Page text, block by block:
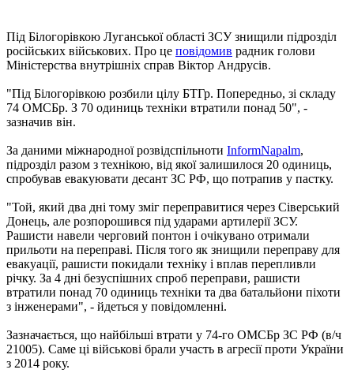
Під Білогорівкою Луганської області ЗСУ знищили підрозділ
російських військових. Про це повідомив радник голови
Міністерства внутрішніх справ Віктор Андрусів.
"Під Білогорівкою розбили цілу БТГр. Попередньо, зі складу
74 ОМСБр. З 70 одиниць техніки втратили понад 50", -
зазначив він.
За даними міжнародної розвідспільноти InformNapalm,
підрозділ разом з технікою, від якої залишилося 20 одиниць,
спробував евакуювати десант ЗС РФ, що потрапив у пастку.
"Той, який два дні тому зміг переправитися через Сіверський
Донець, але розпорошився під ударами артилерії ЗСУ.
Рашисти навели черговий понтон і очікувано отримали
прильоти на переправі. Після того як знищили переправу для
евакуації, рашисти покидали техніку і вплав перепливли
річку. За 4 дні безуспішних спроб переправи, рашисти
втратили понад 70 одиниць техніки та два батальйони піхоти
з інженерами", - йдеться у повідомленні.
Зазначається, що найбільші втрати у 74-го ОМСБр ЗС РФ (в/ч
21005). Саме ці військові брали участь в агресії проти України
з 2014 року.